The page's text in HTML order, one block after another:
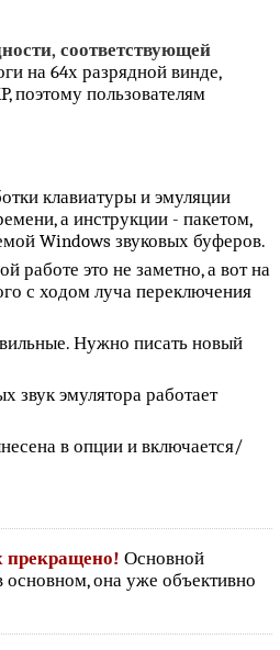
соответствующей
на 64х разрядной винде,
поэтому пользователям
клавиатуры и эмуляции
а инструкции - пакетом,
Windows звуковых буферов.
работе это не заметно, а вот на
с ходом луча переключения
Нужно писать новый
звук эмулятора работает
в опции и включается/
прекращено! Основной
основном, она уже объективно